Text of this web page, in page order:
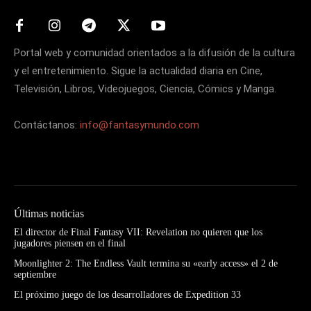
Portal web y comunidad orientados a la difusión de la cultura
y el entretenimiento. Sigue la actualidad diaria en Cine,
Televisión, Libros, Videojuegos, Ciencia, Cómics y Manga.
Contáctanos: info@fantasymundo.com
Últimas noticias
El director de Final Fantasy VII: Revelation no quieren que los
jugadores piensen en el final
Moonlighter 2: The Endless Vault termina su «early access» el 2 de
septiembre
El próximo juego de los desarrolladores de Expedition 33